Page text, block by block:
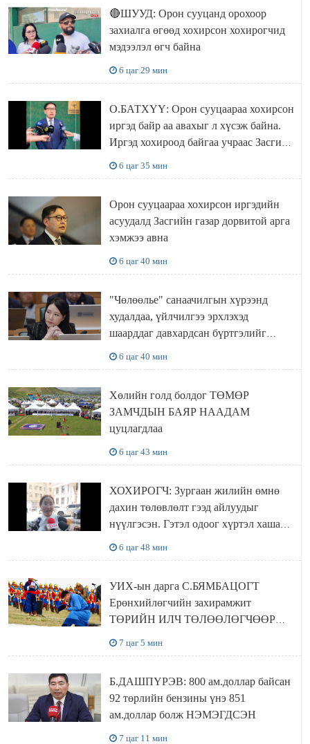
🔴ШУУД: Орон сууцанд орохоор
захиалга өгөөд хохирсон хохирогчид
мэдээлэл өгч байна
6 цаг 29 мин
О.БАТХҮҮ: Орон сууцаараа хохирсон
иргэд байр аа авахыг л хүсэж байна.
Иргэд хохироод байгаа учраас Засгийн
6 цаг 35 мин
Орон сууцаараа хохирсон иргэдийн
асуудалд Засгийн газар дорвитой арга
хэмжээ авна
6 цаг 40 мин
"Чөлөөлье" санаачилгын хүрээнд
худалдаа, үйлчилгээ эрхлэхэд
шаарддаг давхардсан бүртгэлийг
6 цаг 40 мин
Хөлийн голд болдог ТӨМӨР
ЗАМЧДЫН БАЯР НААДАМ
цуцлагдлаа
6 цаг 43 мин
ХОХИРОГЧ: Зургаан жилийн өмнө
дахин төлөвлөлт гээд айлуудыг
нүүлгэсэн. Гэтэл одоог хүртэл хашаа
6 цаг 48 мин
УИХ-ын дарга С.БЯМБАЦОГТ
Ерөнхийлөгчийн захирамжит
ТӨРИЙН ИЛЧ ТӨЛӨӨЛӨГЧӨӨР
7 цаг 5 мин
Б.ДАШПҮРЭВ: 800 ам.доллар байсан
92 төрлийн бензины үнэ 851
ам.доллар болж НЭМЭГДСЭН
7 цаг 11 мин